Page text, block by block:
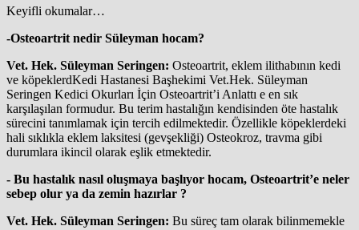
Keyifli okumalar…
-Osteoartrit nedir Süleyman hocam?
Vet. Hek. Süleyman Seringen: Osteoartrit, eklem ilithabının kedi
ve köpeklerdKedi Hastanesi Başhekimi Vet.Hek. Süleyman
Seringen Kedici Okurları İçin Osteoartrit’i Anlattı e en sık
karşılaşılan formudur. Bu terim hastalığın kendisinden öte hastalık
sürecini tanımlamak için tercih edilmektedir. Özellikle köpeklerdeki
hali sıklıkla eklem laksitesi (gevşekliği) Osteokroz, travma gibi
durumlara ikincil olarak eşlik etmektedir.
- Bu hastalık nasıl oluşmaya başlıyor hocam, Osteoartrit’e neler
sebep olur ya da zemin hazırlar ?
Vet. Hek. Süleyman Seringen: Bu süreç tam olarak bilinmemekle